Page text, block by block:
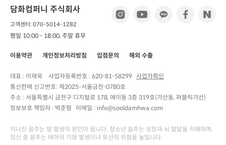
담화컴퍼니 주식회사
고객센터: 070-5014-1282
평일 10:00 - 18:00, 주말 휴무
이용약관 개인정보처리방침 입점문의 해외 수출
대표 : 이재욱 사업자등록번호 : 620-81-58299 사업자확인
통신판매 신고번호: 제2025-서울금천-0780호
주소 : 서울특별시 금천구 디지털로 178, 에이동 3층 319호(가산동, 퍼블릭가산)
정보보호 책임자 : 박준형 이메일 : info@sooldamhwa.com
지나친 음주는 암 발생의 원인이 됩니다. 청소년 음주는 성장과 뇌 발달을 저해하며,
임신 중 음주는 태아의 기형 발생이나 유산의 위험을 높입니다.